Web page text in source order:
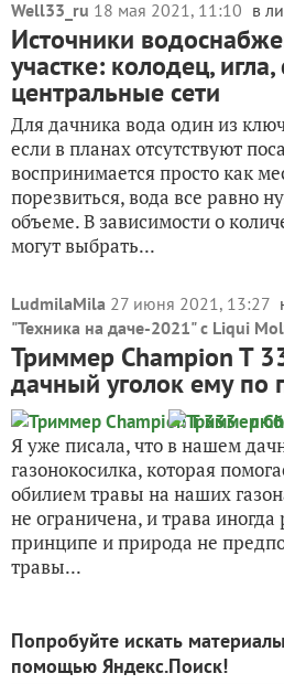
Well33_ru 18 мая 2021, 11:10 в
Источники
участке: колодец,
центральные сети
Для дачника вода один из
если в планах отсутствуют
воспринимается просто как
порезвиться, вода все равно
объеме. В зависимости о
могут выбрать...
LudmilaMila 27 июня 2021, 13:27
"Техника на даче-2021" с Liqui
Триммер Champion T
дачный уголок ему по
Я уже писала, что в нашем
газонокосилка, которая
обилием травы на наших
не ограничена, и трава иногда
принципе и природа не
травы...
Попробуйте искать
помощью Яндекс.Поиск!